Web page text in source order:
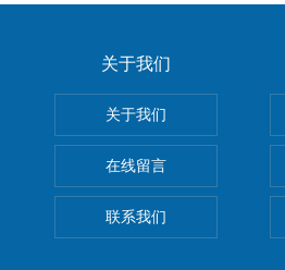
关于我们
关于我们
在线留言
联系我们